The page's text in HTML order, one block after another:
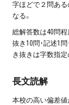
インフォメーシ
会社概要
採用情報
プライバシーポ
免責事項・著作権
字ほどで２問ある
なる。
総解答数は40問程
抜き10問・記述1
き抜きは字数指定
長文読解
本校の高い偏差値